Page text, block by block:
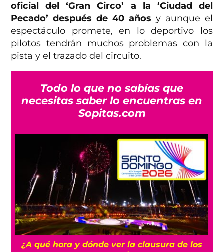
oficial del ‘Gran Circo’ a la ‘Ciudad del
Pecado’ después de 40 años y aunque el
espectáculo promete, en lo deportivo los
pilotos tendrán muchos problemas con la
pista y el trazado del circuito.
Todo lo que no sabías que
necesitas saber lo encuentras en
Sopitas.com
¿A qué hora y dónde ver la clausura de los